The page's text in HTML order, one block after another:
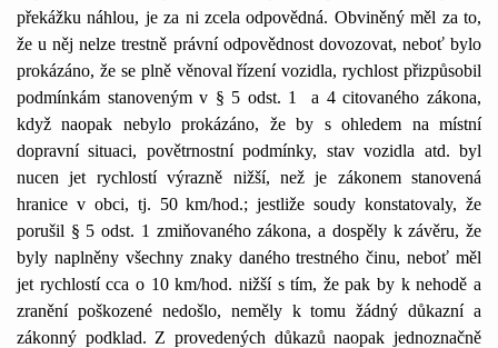
překážku náhlou, je za ni zcela odpovědná. Obviněný měl za to,
že u něj nelze trestně právní odpovědnost dovozovat, neboť bylo
prokázáno, že se plně věnoval řízení vozidla, rychlost přizpůsobil
podmínkám stanoveným v § 5 odst. 1
a 4 citovaného zákona,
když naopak nebylo prokázáno, že by s ohledem na místní
dopravní situaci, povětrnostní podmínky, stav vozidla atd. byl
nucen jet rychlostí výrazně nižší, než je zákonem stanovená
hranice v obci, tj. 50 km/hod.; jestliže soudy konstatovaly, že
porušil § 5 odst. 1 zmiňovaného zákona, a dospěly k závěru, že
byly naplněny všechny znaky daného trestného činu, neboť měl
jet rychlostí cca o 10 km/hod. nižší s tím, že pak by k nehodě a
zranění poškozené nedošlo, neměly k tomu žádný důkazní a
zákonný podklad. Z provedených důkazů naopak jednoznačně